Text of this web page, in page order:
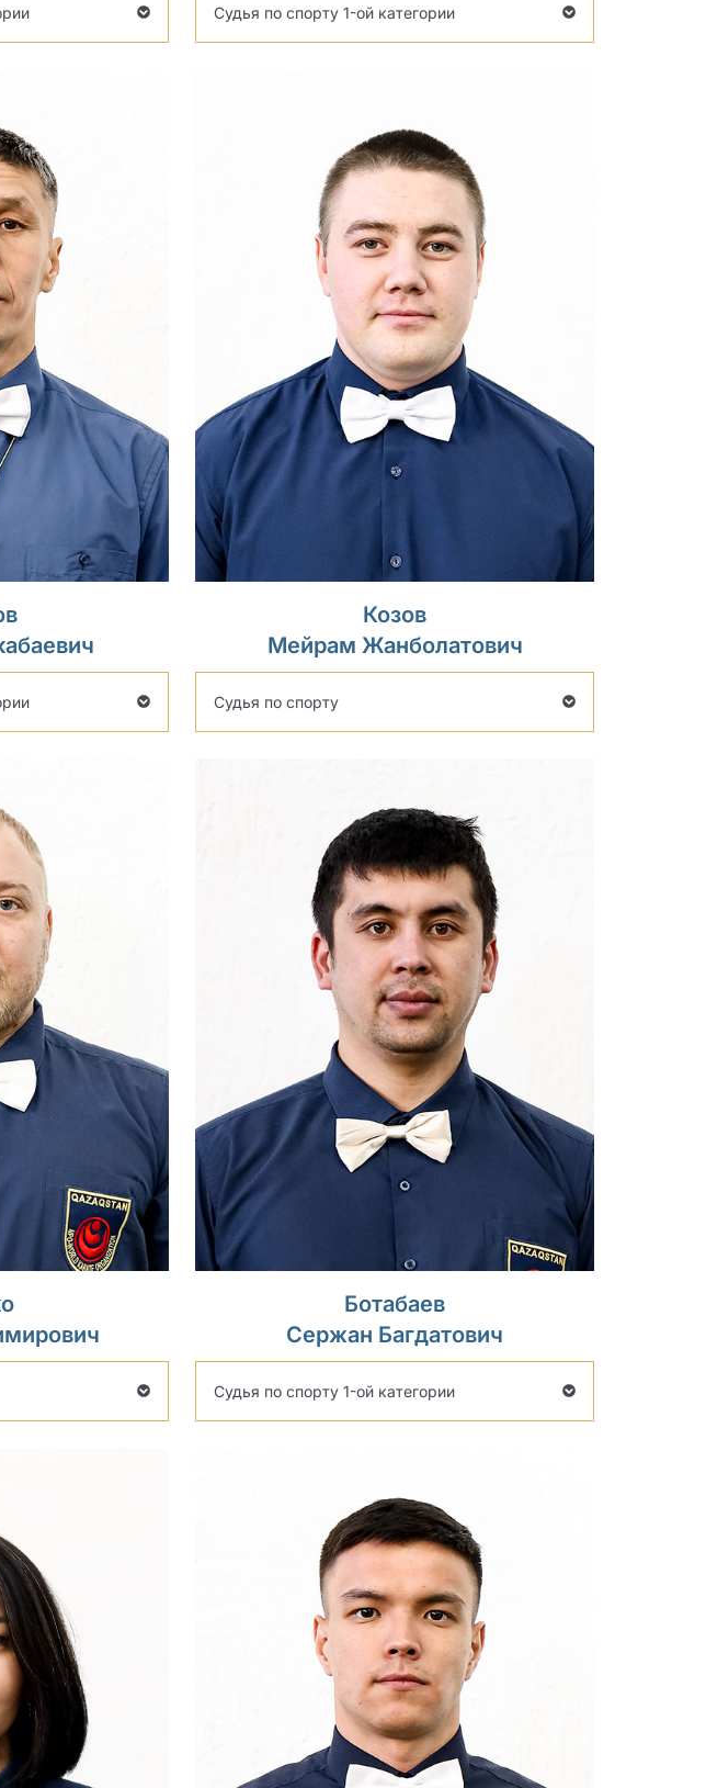
Судья по спорту 1-ой категории
Козов
Мейрам Жанболатович
Судья по спорту
Ботабаев
Сержан Багдатович
Судья по спорту 1-ой категории